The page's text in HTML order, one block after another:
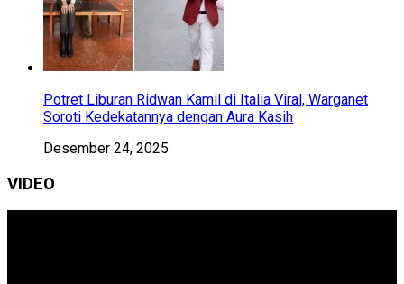
Potret Liburan Ridwan Kamil di Italia Viral, Warganet
Soroti Kedekatannya dengan Aura Kasih
Desember 24, 2025
VIDEO